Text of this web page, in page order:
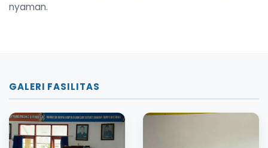
nyaman.
GALERI FASILITAS